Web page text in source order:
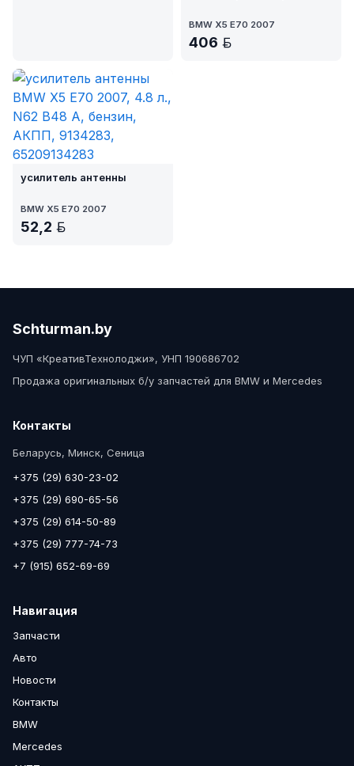
BMW X5 E70 2007
406
усилитель антенны
BMW X5 E70 2007
52,2
Schturman.by
ЧУП «КреативТехнолоджи», УНП 190686702
Продажа оригинальных б/у запчастей для BMW и Mercedes
Контакты
Беларусь, Минск, Сеница
+375 (29) 630-23-02
+375 (29) 690-65-56
+375 (29) 614-50-89
+375 (29) 777-74-73
+7 (915) 652-69-69
Навигация
Запчасти
Авто
Новости
Контакты
BMW
Mercedes